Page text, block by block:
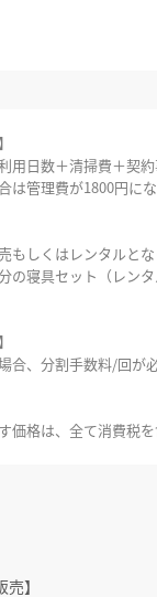
用日数＋清掃費＋契
管理費が1800円にな
しくはレンタルとな
の寝具セット（レン
、分割手数料/回が
価格は、全て消費税を
】